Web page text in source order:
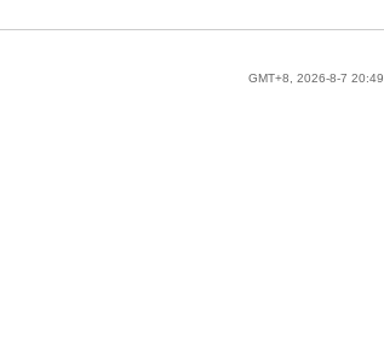
GMT+8, 2026-8-7 20:49